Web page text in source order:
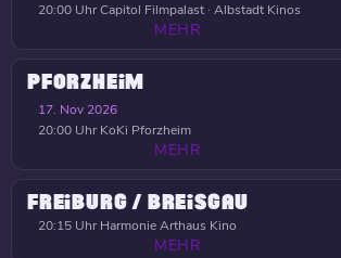
20:00 UhrCapitol Filmpalast · Albstadt Kinos
MEHR
PFORZHEIM
17. Nov 2026
20:00 Uhr KoKi Pforzheim
MEHR
FREIBURG / BREISGAU
20:15 Uhr Harmonie Arthaus Kino
MEHR